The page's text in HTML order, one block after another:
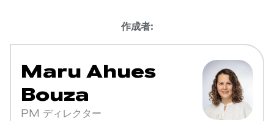
作成者:
Maru Ahues
Bouza
PM ディレクター